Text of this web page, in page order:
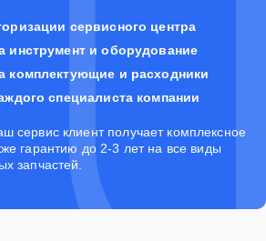
сервисного центра
инструмент и оборудование
комплектующие и расходники
специалиста компании
сервис клиент получает комплексное
гарантию до 2-3 лет на все виды
запчастей.